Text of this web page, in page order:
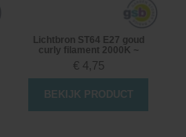
Lichtbron ST64 E27 goud
curly filament 2000K ~
€ 4,75
BEKIJK PRODUCT